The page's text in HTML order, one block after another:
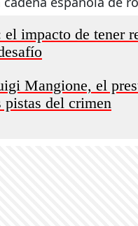
impacto de tener
Mangione, el
pistas del crimen